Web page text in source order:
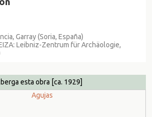
Garray (Soria, España)
Leibniz-Zentrum für Archäologie,
esta obra [ca. 1929]